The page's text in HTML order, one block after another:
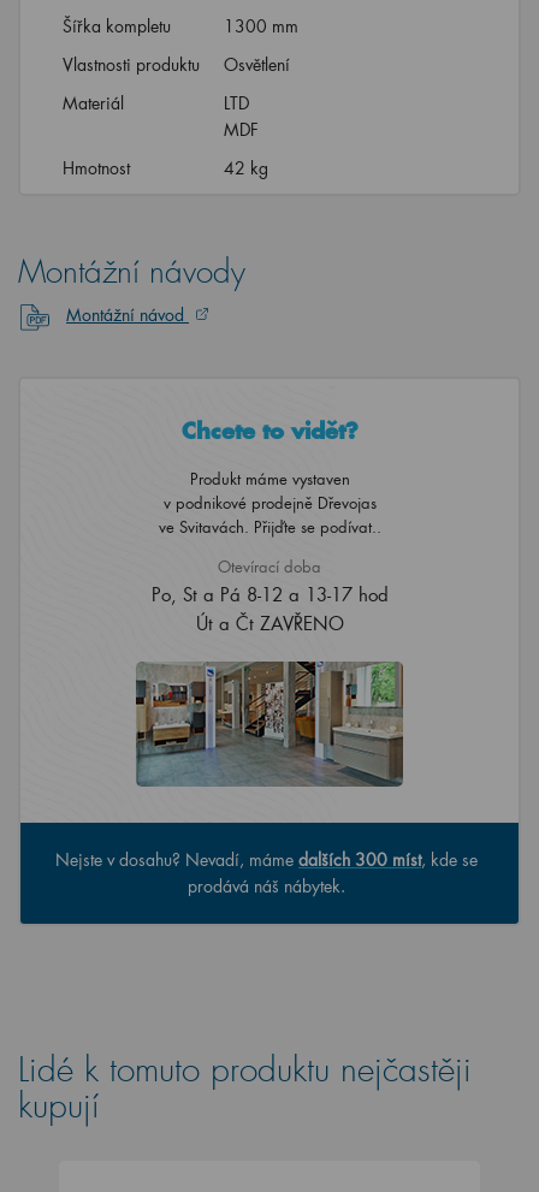
Šířka kompletu
1300 mm
Vlastnosti produktu
Osvětlení
Materiál
LTD
MDF
Hmotnost
42 kg
Montážní návody
Montážní návod
Chcete to vidět?
Produkt máme vystaven
v podnikové prodejně Dřevojas
ve Svitavách. Přijďte se podívat..
Otevírací doba
Po, St a Pá 8-12 a 13-17 hod
Út a Čt ZAVŘENO
Nejste v dosahu? Nevadí, máme dalších 300 míst, kde se
prodává náš nábytek.
Lidé k tomuto produktu nejčastěji
kupují